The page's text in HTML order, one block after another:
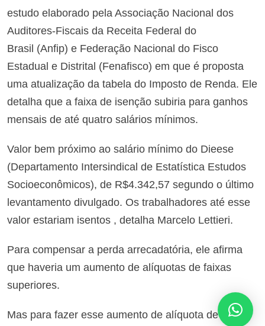
estudo elaborado pela Associação Nacional dos
Auditores-Fiscais da Receita Federal do
Brasil (Anfip) e Federação Nacional do Fisco
Estadual e Distrital (Fenafisco) em que é proposta
uma atualização da tabela do Imposto de Renda. Ele
detalha que a faixa de isenção subiria para ganhos
mensais de até quatro salários mínimos.
Valor bem próximo ao salário mínimo do Dieese
(Departamento Intersindical de Estatística Estudos
Socioeconômicos), de R$4.342,57 segundo o último
levantamento divulgado. Os trabalhadores até esse
valor estariam isentos , detalha Marcelo Lettieri.
Para compensar a perda arrecadatória, ele afirma
que haveria um aumento de alíquotas de faixas
superiores.
Mas para fazer esse aumento de alíquota de faixas